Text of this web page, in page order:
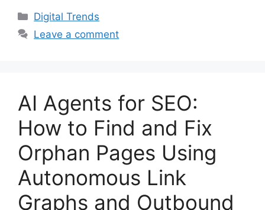
Categories
Digital Trends
Leave a comment
AI Agents for SEO:
How to Find and Fix
Orphan Pages Using
Autonomous Link
Graphs and Outbound